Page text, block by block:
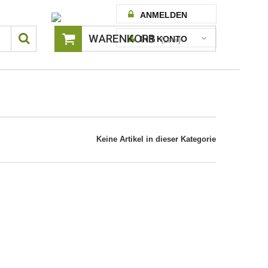
ANMELDEN
IHR KONTO
WARENKORB (Leer)
Keine Artikel in dieser Kategorie